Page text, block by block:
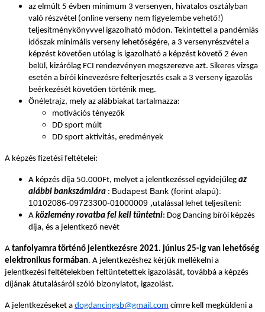
az elmúlt 5 évben minimum 3 versenyen, hivatalos osztályban
való részvétel (online verseny nem figyelembe vehető!)
teljesítménykönyvvel igazolható módon. Tekintettel a pandémiás
időszak minimális verseny lehetőségére, a 3 versenyrészvétel a
képzést követően utólag is igazolható a képzést követő 2 éven
belül, kizárólag FCI rendezvényen megszerezve azt. Sikeres vizsga
esetén a bírói kinevezésre felterjesztés csak a 3 verseny igazolás
beérkezését követően történik meg.
Önéletrajz, mely az alábbiakat tartalmazza:
motivációs tényezők
DD sport múlt
DD sport aktivitás, eredmények
A képzés fizetési feltételei:
A képzés díja 50.000Ft, melyet a jelentkezéssel egyidejűleg az
alábbi bankszámlára : Budapest Bank (forint alapú):
10102086-09723300-01000009 ,utalással lehet teljesíteni:
A közlemény rovatba fel kell tüntetni: Dog Dancing bírói képzés
díja, és a jelentkező nevét
A tanfolyamra történő jelentkezésre 2021. június 25-ig van lehetőség
elektronikus formában. A jelentkezéshez kérjük mellékelni a
jelentkezési feltételekben feltüntetettek igazolását, továbbá a képzés
díjának átutalásáról szóló bizonylatot, igazolást.
A jelentkezéseket a dogdancingsb@gmail.com címre kell megküldeni a